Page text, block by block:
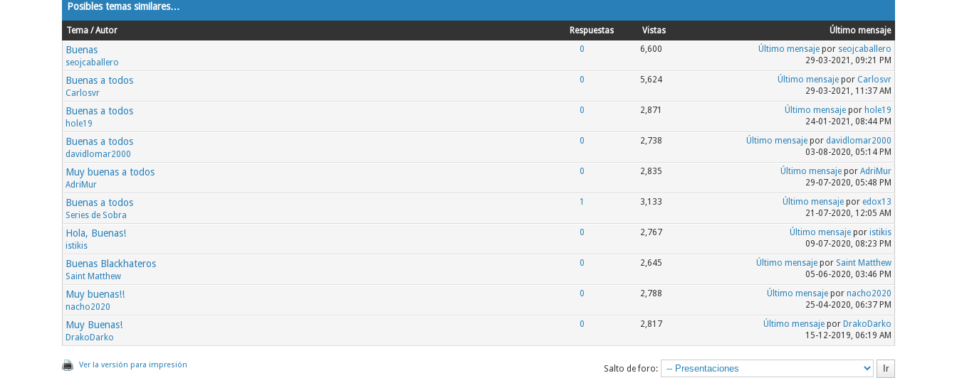
Posibles temas similares…
Tema / Autor Respuestas Vistas Último mensaje
Buenas
seojcaballero
0 6,600 Último mensajepor seojcaballero
29-03-2021, 09:21 PM
Buenas a todos
Carlosvr
0 5,624 Último mensajepor Carlosvr
29-03-2021, 11:37 AM
Buenas a todos
hole19
0 2,871 Último mensajepor hole19
24-01-2021, 08:44 PM
Buenas a todos
davidlomar2000
0 2,738 Último mensajepor davidlomar2000
03-08-2020, 05:14 PM
Muy buenas a todos
AdriMur
0 2,835 Último mensajepor AdriMur
29-07-2020, 05:48 PM
Buenas a todos
Series de Sobra
1 3,133 Último mensajepor edox13
21-07-2020, 12:05 AM
Hola, Buenas!
istikis
0 2,767 Último mensajepor istikis
09-07-2020, 08:23 PM
Buenas Blackhateros
Saint Matthew
0 2,645 Último mensajepor Saint Matthew
05-06-2020, 03:46 PM
Muy buenas!!
nacho2020
0 2,788 Último mensajepor nacho2020
25-04-2020, 06:37 PM
Muy Buenas!
DrakoDarko
0 2,817 Último mensajepor DrakoDarko
15-12-2019, 06:19 AM
Ver la versión para impresión Salto de foro: